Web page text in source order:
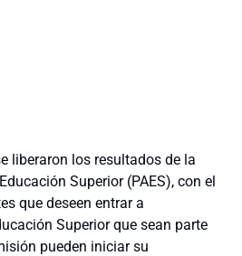
liberaron los resultados de la
Superior (PAES), con el
que deseen entrar a
Superior que sean parte
pueden iniciar su